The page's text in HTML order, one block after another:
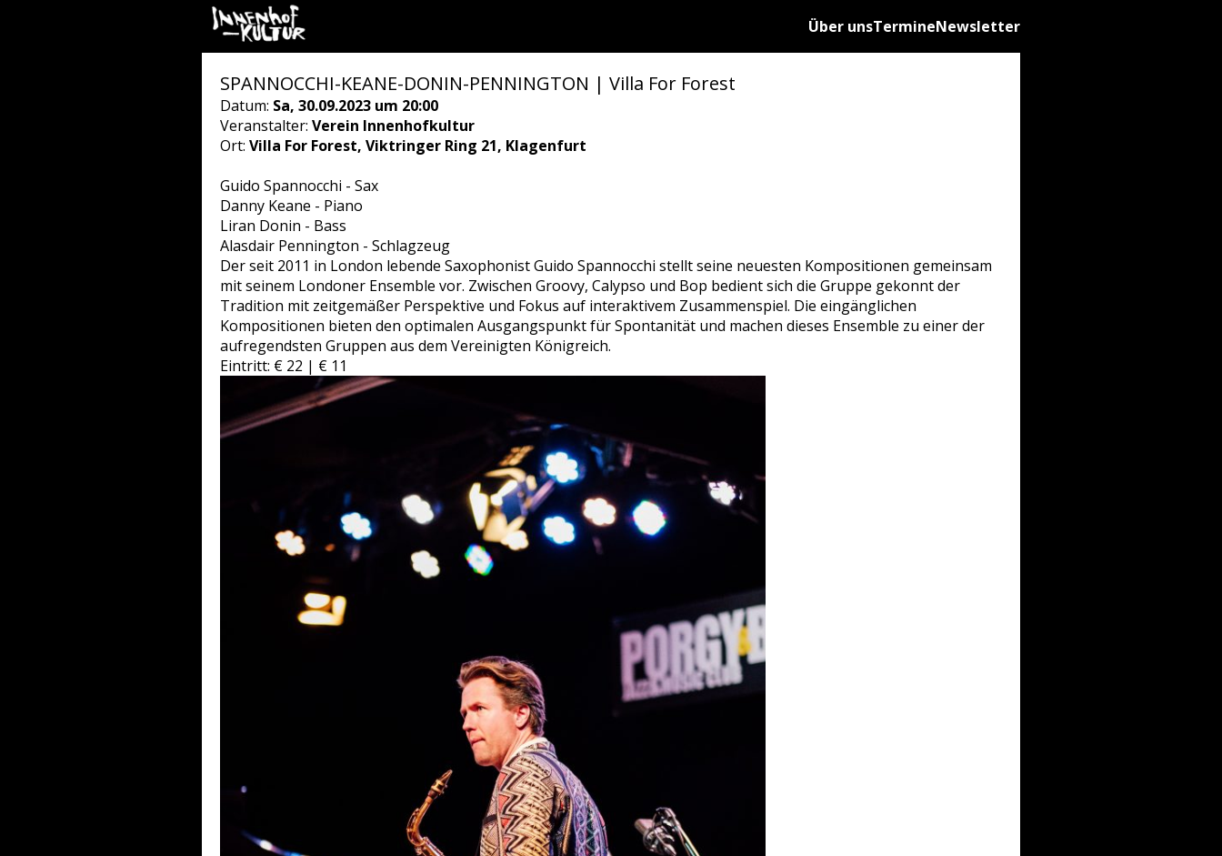
Über unsTermineNewsletter
SPANNOCCHI-KEANE-DONIN-PENNINGTON | Villa For Forest
Datum: Sa, 30.09.2023 um 20:00
Veranstalter: Verein Innenhofkultur
Ort: Villa For Forest, Viktringer Ring 21, Klagenfurt
Guido Spannocchi - Sax
Danny Keane - Piano
Liran Donin - Bass
Alasdair Pennington - Schlagzeug
Der seit 2011 in London lebende Saxophonist Guido Spannocchi stellt seine neuesten Kompositionen gemeinsam
mit seinem Londoner Ensemble vor. Zwischen Groovy, Calypso und Bop bedient sich die Gruppe gekonnt der
Tradition mit zeitgemäßer Perspektive und Fokus auf interaktivem Zusammenspiel. Die eingänglichen
Kompositionen bieten den optimalen Ausgangspunkt für Spontanität und machen dieses Ensemble zu einer der
aufregendsten Gruppen aus dem Vereinigten Königreich.
Eintritt: € 22 | € 11